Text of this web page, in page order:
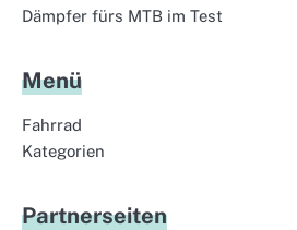
Dämpfer fürs MTB im Test
Menü
Fahrrad
Kategorien
Partnerseiten